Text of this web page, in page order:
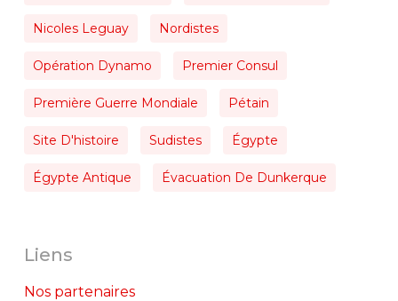
Nicoles Leguay Nordistes
Opération Dynamo Premier Consul
Première Guerre Mondiale Pétain
Site D'histoire Sudistes Égypte
Égypte Antique Évacuation De Dunkerque
Liens
Nos partenaires